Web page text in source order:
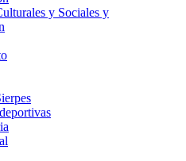
y Sociales y